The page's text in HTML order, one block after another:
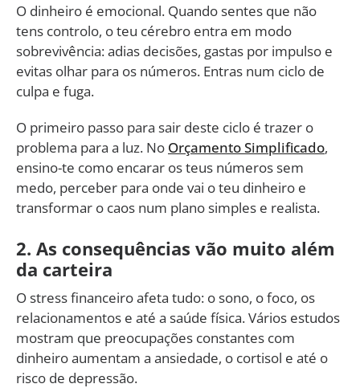
O dinheiro é emocional. Quando sentes que não
tens controlo, o teu cérebro entra em modo
sobrevivência: adias decisões, gastas por impulso e
evitas olhar para os números. Entras num ciclo de
culpa e fuga.
O primeiro passo para sair deste ciclo é trazer o
problema para a luz. No Orçamento Simplificado,
ensino-te como encarar os teus números sem
medo, perceber para onde vai o teu dinheiro e
transformar o caos num plano simples e realista.
2. As consequências vão muito além
da carteira
O stress financeiro afeta tudo: o sono, o foco, os
relacionamentos e até a saúde física. Vários estudos
mostram que preocupações constantes com
dinheiro aumentam a ansiedade, o cortisol e até o
risco de depressão.